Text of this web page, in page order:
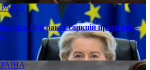
19-й ракет санкцій проти рф, –